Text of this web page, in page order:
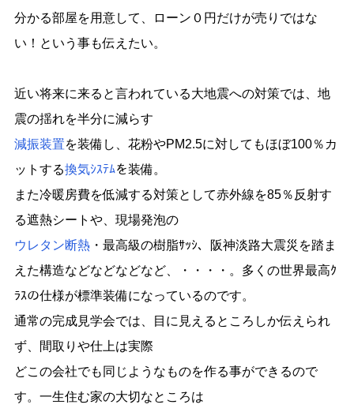
分かる部屋を用意して、ローン０円だけが売りではな
い！という事も伝えたい。
近い将来に来ると言われている大地震への対策では、地
震の揺れを半分に減らす
減振装置を装備し、花粉やPM2.5に対してもほぼ100％カ
ットする換気ｼｽﾃﾑを装備。
また冷暖房費を低減する対策として赤外線を85％反射す
る遮熱シートや、現場発泡の
ウレタン断熱 ・最高級の樹脂ｻｯｼ、阪神淡路大震災を踏ま
えた構造などなどなどなど、・・・・。多くの世界最高ｸ
ﾗｽの仕様が標準装備になっているのです。
通常の完成見学会では、目に見えるところしか伝えられ
ず、間取りや仕上は実際
どこの会社でも同じようなものを作る事ができるので
す。一生住む家の大切なところは